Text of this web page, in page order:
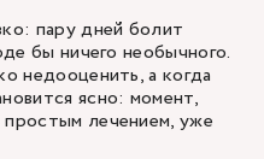
пару дней болит
бы ничего необычного.
недооценить, а когда
ясно: момент,
лечением, уже